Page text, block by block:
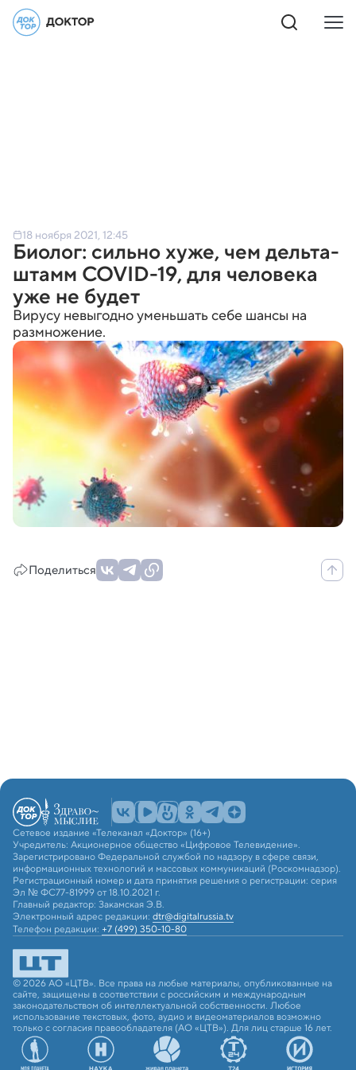
18 ноября 2021, 12:45
Биолог: сильно хуже, чем дельта-
штамм COVID-19, для человека
уже не будет
Вирусу невыгодно уменьшать себе шансы на
размножение.
Поделиться
Сетевое издание «Телеканал «Доктор» (16+)
Учредитель: Акционерное общество «Цифровое Телевидение».
Зарегистрировано Федеральной службой по надзору в сфере связи,
информационных технологий и массовых коммуникаций (Роскомнадзор).
Регистрационный номер и дата принятия решения о регистрации: серия
Эл № ФС77-81999 от 18.10.2021 г.
Главный редактор: Закамская Э.В.
Электронный адрес редакции: dtr@digitalrussia.tv
Телефон редакции: +7 (499) 350-10-80
© 2026 АО «ЦТВ». Все права на любые материалы, опубликованные на
сайте, защищены в соответствии с российским и международным
законодательством об интеллектуальной собственности. Любое
использование текстовых, фото, аудио и видеоматериалов возможно
только с согласия правообладателя (АО «ЦТВ»). Для лиц старше 16 лет.